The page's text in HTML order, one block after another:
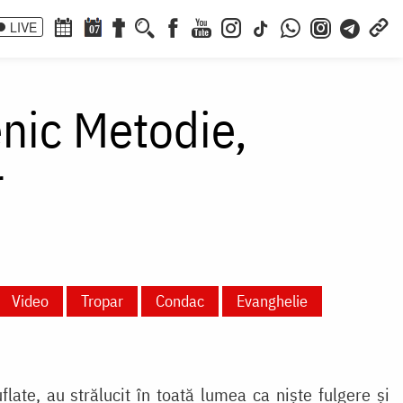
LIVE 07
Metodie,
Video Tropar Condac Evanghelie
au strălucit în toată lumea ca niște fulgere și